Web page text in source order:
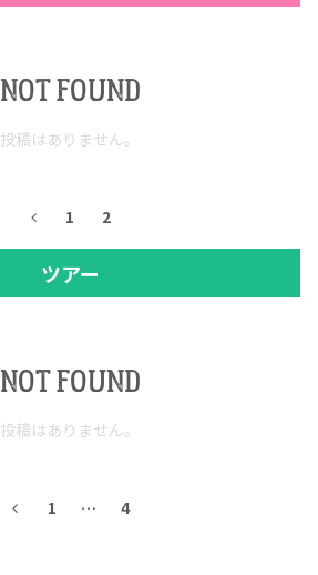
NOT FOUND
投稿はありません。
1 2
ツアー
NOT FOUND
投稿はありません。
1 … 4